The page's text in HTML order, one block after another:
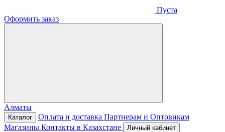
Пуста
Оформить заказ
Алматы
Каталог Оплата и доставка Партнерам и Оптовикам
Магазины Контакты в Казахстане Личный кабинет